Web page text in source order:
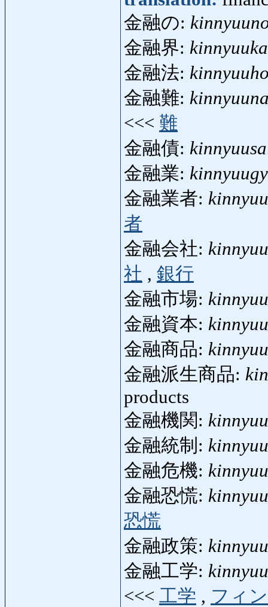
金融の:
金融界:
金融法:
金融難:
<<< 難
金融債:
金融業:
金融業者:
者
金融会社:
社 , 銀行
金融市場:
金融資本:
金融商品:
金融派生商品:
products
金融機関:
金融統制:
金融危機:
金融恐慌:
恐慌
金融政策:
金融工学:
<<< 工学 , フィ